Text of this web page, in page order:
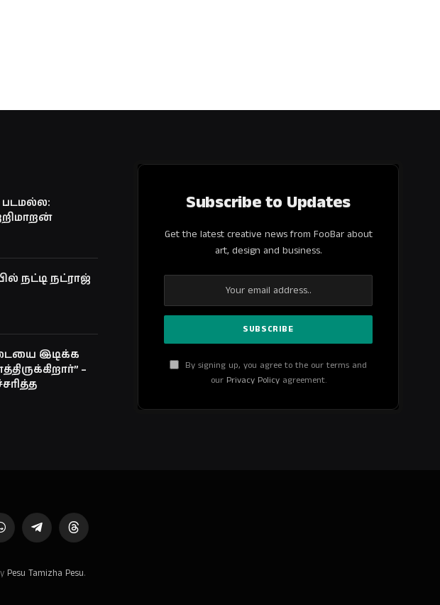
படமல்ல:
நட்டி நட்ராஜ்
இடிக்க
–
Subscribe to Updates
Get the latest creative news from FooBar about
art, design and business.
By signing up, you agree to the our terms and
our Privacy Policyagreement.
TelegramThreads
Pesu Tamizha Pesu.